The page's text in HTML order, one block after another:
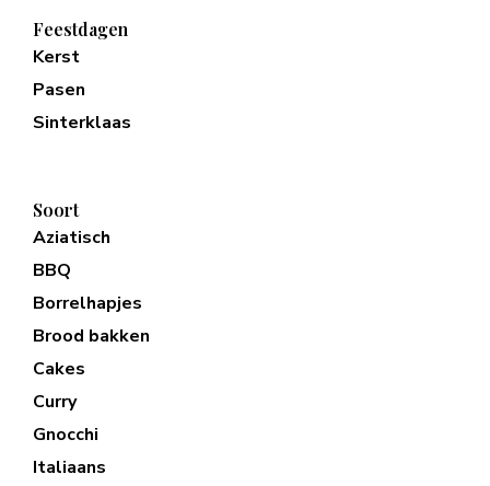
Feestdagen
Kerst
Pasen
Sinterklaas
Soort
Aziatisch
BBQ
Borrelhapjes
Brood bakken
Cakes
Curry
Gnocchi
Italiaans